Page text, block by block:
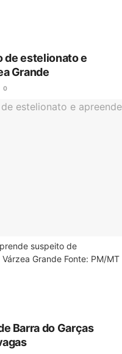
de estelionato e
Grande
0
suspeito de
Grande Fonte: PM/MT
Barra do Garças